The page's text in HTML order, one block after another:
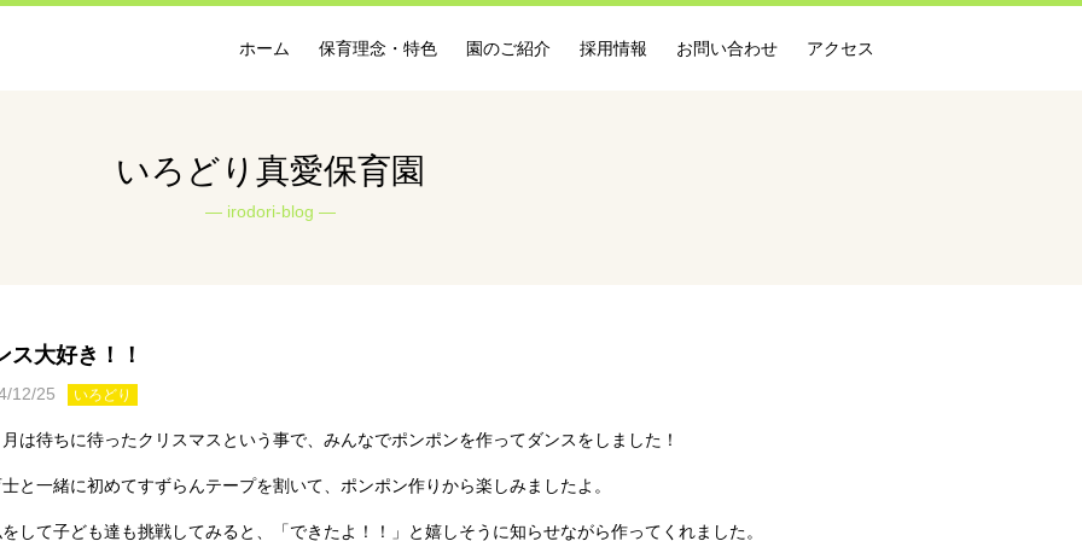
ホーム 保育理念・特色 園のご紹介 採用情報 お問い合わせ アクセス
いろどり真愛保育園
irodori-blog
ス大好き！！
12/25 いろどり
は待ちに待ったクリスマスという事で、みんなでポンポンを作ってダンスをしました！
と一緒に初めてすずらんテープを割いて、ポンポン作りから楽しみましたよ。
して子ども達も挑戦してみると、「できたよ！！」と嬉しそうに知らせながら作ってくれました。